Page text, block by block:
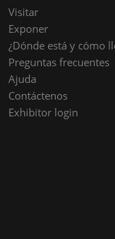
Visitar
Exponer
¿Dónde está y cómo
Preguntas frecuentes
Ajuda
Contáctenos
Exhibitor login